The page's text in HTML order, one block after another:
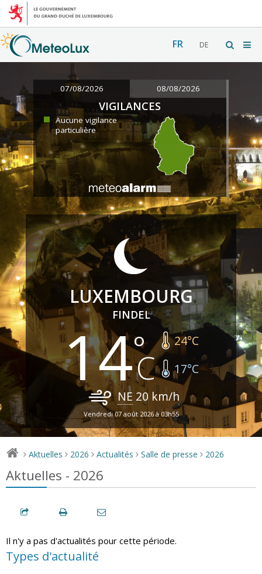
FR DE
07/08/2026 08/08/2026
VIGILANCES
Aucune vigilance
particulière
LUXEMBOURG
FINDEL
14 24°C
17°C
NE 20 km/h
Vendredi 07 août 2026 à 03h55
> Aktuelles > 2026 > Actualités > Salle de presse > 2026
Aktuelles - 2026
Il n'y a pas d'actualités pour cette période.
Types d'actualité